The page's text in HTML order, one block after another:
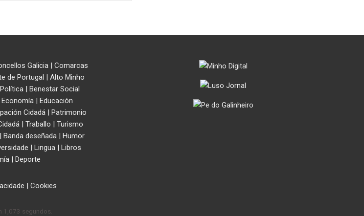
Galicia| Comarcas
de Portugal | Alto Minho
Política| Benestar Social
Economía | Educación
Cidadá| Patrimonio
| Traballo | Turismo
| Banda deseñada | Humor
| Lingua| Libros
| Deporte
| Cookies
1,073 segundos.